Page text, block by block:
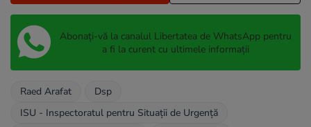
Abonați-vă la canalul Libertatea de WhatsApp pentru
a fi la curent cu ultimele informații
Raed Arafat
Dsp
ISU - Inspectoratul pentru Situații de Urgență